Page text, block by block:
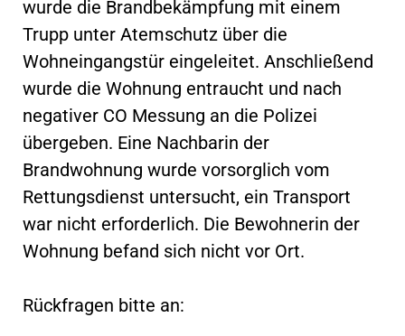
wurde die Brandbekämpfung mit einem
Trupp unter Atemschutz über die
Wohneingangstür eingeleitet. Anschließend
wurde die Wohnung entraucht und nach
negativer CO Messung an die Polizei
übergeben. Eine Nachbarin der
Brandwohnung wurde vorsorglich vom
Rettungsdienst untersucht, ein Transport
war nicht erforderlich. Die Bewohnerin der
Wohnung befand sich nicht vor Ort.
Rückfragen bitte an: